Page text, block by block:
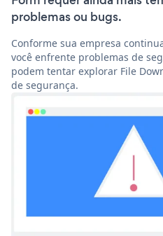
problemas ou bugs.
Conforme sua empresa
você enfrente problemas de
podem tentar explorar File
de segurança.